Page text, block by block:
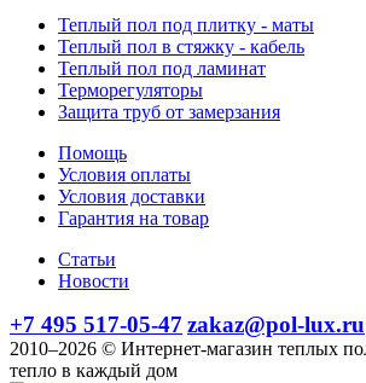
Теплый пол под плитку - маты
Теплый пол в стяжку - кабель
Теплый пол под ламинат
Терморегуляторы
Защита труб от замерзания
Помощь
Условия оплаты
Условия доставки
Гарантия на товар
Статьи
Новости
+7 495 517-05-47 zakaz@pol-lux.ru
2010–2026 © Интернет-магазин теплых
тепло в каждый дом